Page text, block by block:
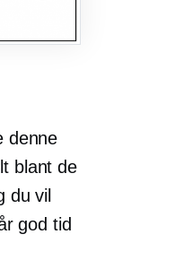
denne
blant de
du vil
god tid